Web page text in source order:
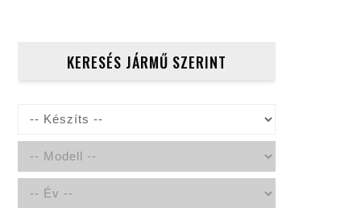
KERESÉS JÁRMŰ SZERINT